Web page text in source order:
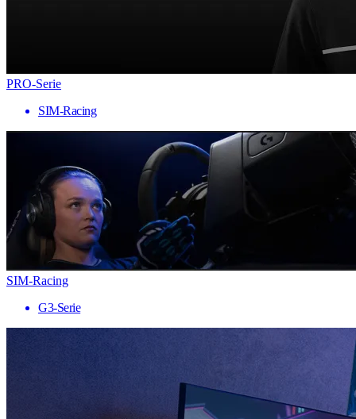
PRO-Serie
SIM-Racing
SIM-Racing
G3-Serie